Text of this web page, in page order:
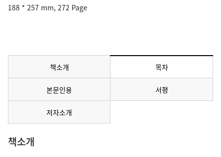
188 * 257 mm, 272 Page
책소개 목차메뉴 선택됨
본문인용
서평
저자소개
책소개